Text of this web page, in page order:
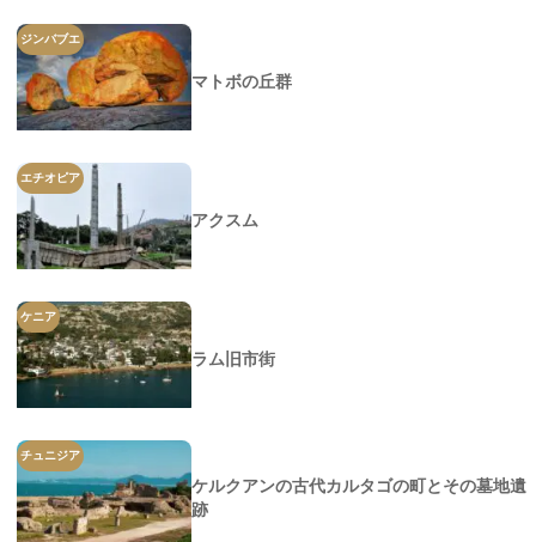
ジンバブエ
マトボの丘群
エチオピア
アクスム
ケニア
ラム旧市街
チュニジア
ケルクアンの古代カルタゴの町とその墓地遺
跡